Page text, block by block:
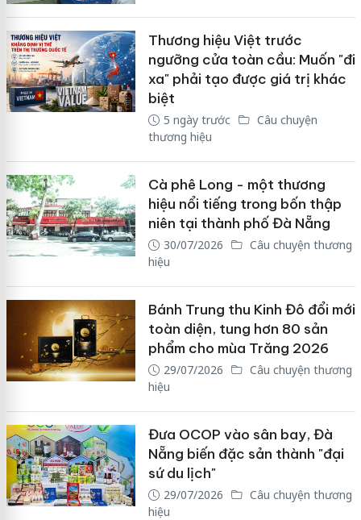
Thương hiệu Việt trước
ngưỡng cửa toàn cầu: Muốn "đi
xa" phải tạo được giá trị khác
biệt
5 ngày trước
Câu chuyện
thương hiệu
Cà phê Long - một thương
hiệu nổi tiếng trong bốn thập
niên tại thành phố Đà Nẵng
30/07/2026
Câu chuyện thương
hiệu
Bánh Trung thu Kinh Đô đổi mới
toàn diện, tung hơn 80 sản
phẩm cho mùa Trăng 2026
29/07/2026
Câu chuyện thương
hiệu
Đưa OCOP vào sân bay, Đà
Nẵng biến đặc sản thành "đại
sứ du lịch"
29/07/2026
Câu chuyện thương
hiệu